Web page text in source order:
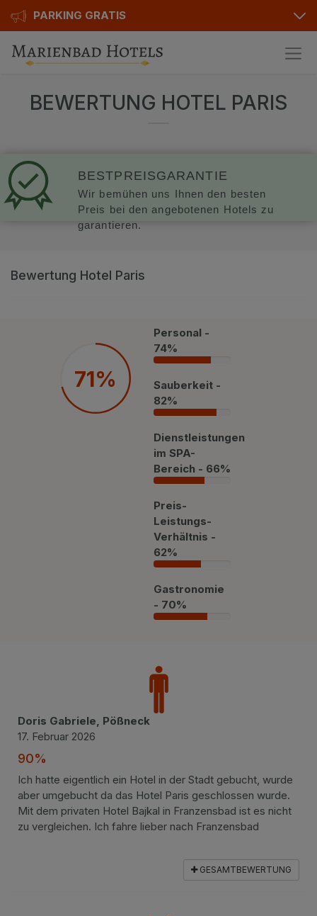
PARKING GRATIS
Golfhotels
Ensana Hotels
Orea Hotels
Bonusse
Sonderangebot
BEWERTUNG HOTEL PARIS
BESTPREISGARANTIE
Wir bemühen uns Ihnen den besten
Preis bei den angebotenen Hotels zu
garantieren.
Bewertung Hotel Paris
71%
Personal -
74%
74%
Sauberkeit -
82%
82%
Dienstleistungen
im SPA-
Bereich - 66%
66%
Preis-
Leistungs-
Verhältnis -
62%
62%
Gastronomie
- 70%
70%
Doris Gabriele, Pößneck
17. Februar 2026
90%
Ich hatte eigentlich ein Hotel in der Stadt gebucht, wurde
aber umgebucht da das Hotel Paris geschlossen wurde.
Mit dem privaten Hotel Bajkal in Franzensbad ist es nicht
zu vergleichen. Ich fahre lieber nach Franzensbad
GESAMTBEWERTUNG